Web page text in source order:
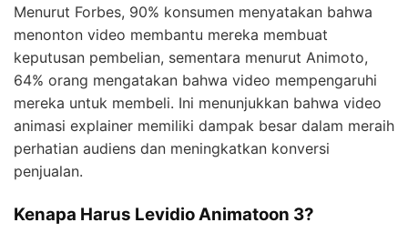
Menurut Forbes, 90% konsumen menyatakan bahwa
menonton video membantu mereka membuat
keputusan pembelian, sementara menurut Animoto,
64% orang mengatakan bahwa video mempengaruhi
mereka untuk membeli. Ini menunjukkan bahwa video
animasi explainer memiliki dampak besar dalam meraih
perhatian audiens dan meningkatkan konversi
penjualan.
Kenapa Harus Levidio Animatoon 3?